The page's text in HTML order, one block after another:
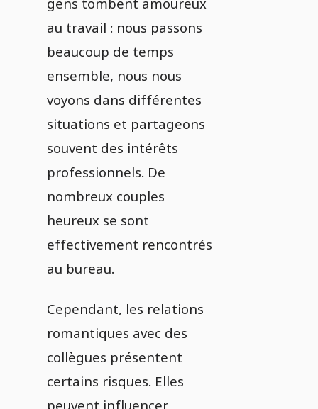
au travail : nous passons
beaucoup de temps
ensemble, nous nous
voyons dans différentes
situations et partageons
souvent des intérêts
professionnels. De
nombreux couples
heureux se sont
effectivement rencontrés
au bureau.
Cependant, les relations
romantiques avec des
collègues présentent
certains risques. Elles
peuvent influencer